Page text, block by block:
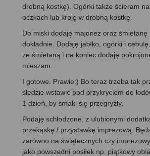
drobną kostkę). Ogórki także ścieram
oczkach lub kroję w drobną kostkę.
Do miski dodaję majonez oraz śmietanę
dokładnie. Dodaję jabłko, ogórki i cebulę.
ze śmietaną i na koniec dodaję
mieszam.
I gotowe. Prawie:) Bo teraz trzeba tak
śledzie wstawić pod przykryciem do
1 dzień, by smaki się przegryzły.
Podaję schłodzone, z ulubionymi
przekąskę / przystawkę imprezową.
zarówno na świątecznych czy
jako powszedni posiłek np. piątkowy